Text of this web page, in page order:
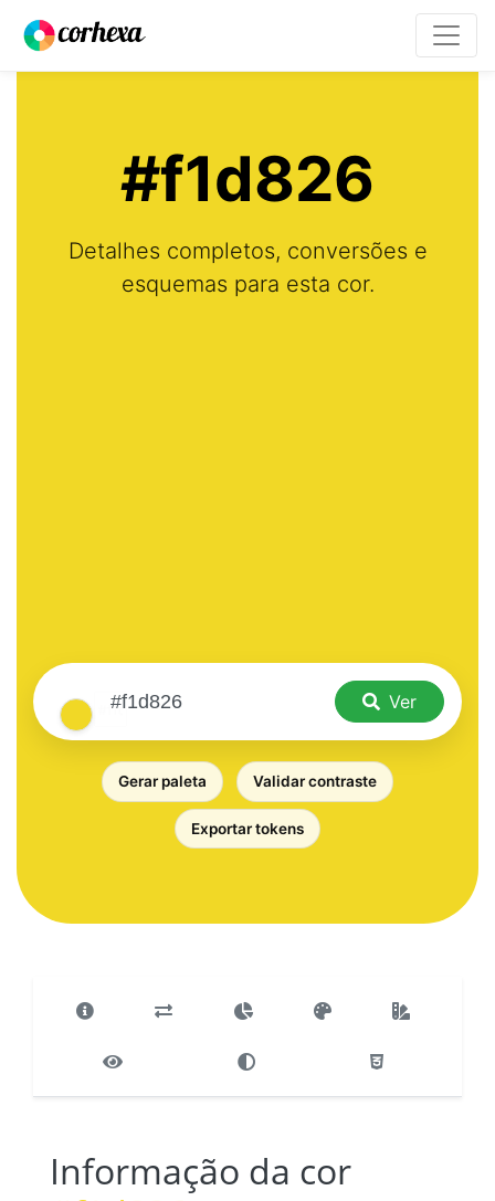
#f1d826
Detalhes completos, conversões e
esquemas para esta cor.
Ver
Gerar paleta Validar contraste
Exportar tokens
Informação da cor